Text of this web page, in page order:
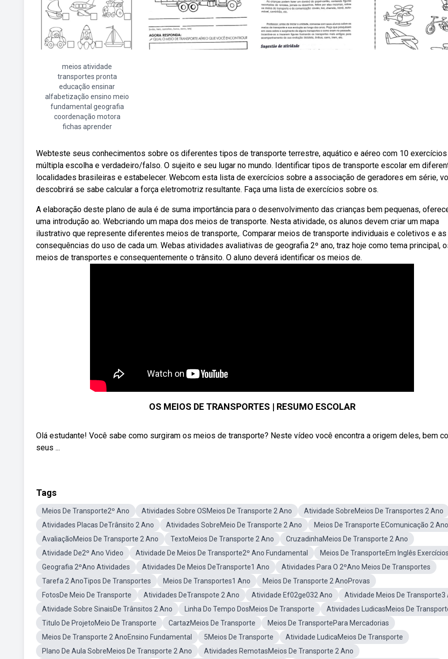
meios atividade
transportes pronta
educação ensinar
alfabetização ensino meio
fundamental geografia
coordenação motora
fichas aprender
Webteste seus conhecimentos sobre os diferentes tipos de transporte terrestre, aquático e aéreo com 10
múltipla escolha e verdadeiro/falso. O sujeito e seu lugar no mundo. Identificar tipos de transporte escolar em
localidades brasileiras e estabelecer. Webcom esta lista de exercícios sobre a associação de geradores em série,
descobrirá se sabe calcular a força eletromotriz resultante. Faça uma lista de exercícios sobre os.
A elaboração deste plano de aula é de suma importância para o desenvolvimento das crianças bem pequenas,
uma introdução ao. Webcriando um mapa dos meios de transporte. Nesta atividade, os alunos devem criar um mapa
ilustrativo que represente diferentes meios de transporte,. Comparar meios de transporte individuais e coletivos e as
consequências do uso de cada um. Webas atividades avaliativas de geografia 2º ano, traz hoje como tema principal,
meios de transportes e consequentemente o trânsito. O aluno deverá identificar os meios de.
OS MEIOS DE TRANSPORTES | RESUMO ESCOLAR
Olá estudante! Você sabe como surgiram os meios de transporte? Neste vídeo você encontra a origem deles, bem
seus ...
Tags
Meios De Transporte2º Ano Atividades Sobre OSMeios De Transporte 2 Ano
Atividade SobreMeios De Transportes 2 Ano
Atividades Placas DeTrânsito 2 Ano
Atividades SobreMeio De Transporte 2 Ano
Meios De Transporte EComunicação 2 Ano
AvaliaçãoMeios De Transporte 2 Ano
TextoMeios De Transporte 2 Ano
CruzadinhaMeios De Transporte 2 Ano
Atividade De2º Ano Video
Atividade De Meios De Transporte2º Ano Fundamental
Meios De TransporteEm Inglês Exercícios
Geografia 2ºAno Atividades
Atividades De Meios DeTransporte1 Ano
Atividades Para O 2ºAno Meios De Transportes
Tarefa 2 AnoTipos De Transportes
Meios De Transportes1 Ano
Meios De Transporte 2 AnoProvas
FotosDe Meio De Transporte
Atividades DeTranspote 2 Ano Atividade Ef02ge032 Ano
Atividade Meios De Transporte3
Atividade Sobre SinaisDe Trânsitos 2 Ano
Linha Do Tempo DosMeios De Transporte
Atividades LudicasMeios De
Titulo De ProjetoMeio De Transporte
CartazMeios De Transporte
Meios De TransportePara Mercadorias
Meios De Transporte 2 AnoEnsino Fundamental
5Meios De Transporte
Atividade LudicaMeios De Transporte
Plano De Aula SobreMeios De Transporte 2 Ano
Atividades RemotasMeios De Transporte 2 Ano